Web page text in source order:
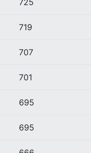
725
719
707
701
695
695